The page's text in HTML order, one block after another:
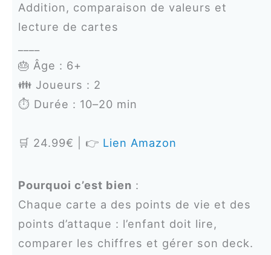
Addition, comparaison de valeurs et
lecture de cartes
🎂 Âge : 6+
👪 Joueurs : 2
⏱️ Durée : 10–20 min
🛒 24.99€ | 👉 Lien Amazon
Pourquoi c’est bien :
Chaque carte a des points de vie et des
points d’attaque : l’enfant doit lire,
comparer les chiffres et gérer son deck.